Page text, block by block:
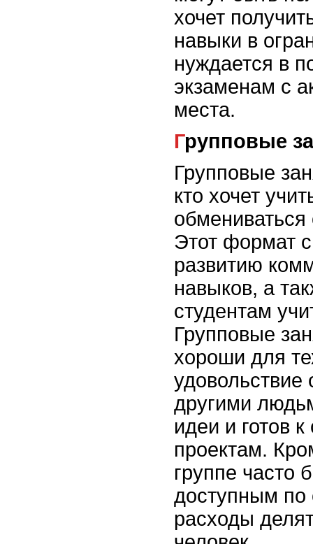
хочет
навыки в
нуждается в
экзаменам с
места.
Групповые
Групповые
кто хочет
Этот формат
развитию
навыков, а
студентам
Групповые
хороши для
удовольствие
другими
идеи и готов
проектам.
группе часто
доступным по
расходы